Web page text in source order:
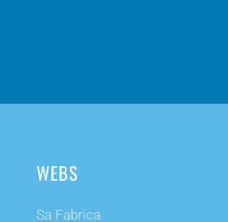
WEBS
Sa Fabrica